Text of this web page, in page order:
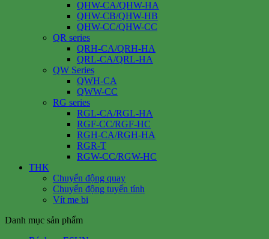
QHW-CA/QHW-HA
QHW-CB/QHW-HB
QHW-CC/QHW-CC
QR series
QRH-CA/QRH-HA
QRL-CA/QRL-HA
QW Series
QWH-CA
QWW-CC
RG series
RGL-CA/RGL-HA
RGF-CC/RGF-HC
RGH-CA/RGH-HA
RGR-T
RGW-CC/RGW-HC
THK
Chuyển động quay
Chuyển động tuyến tính
Vít me bi
Danh mục sản phẩm